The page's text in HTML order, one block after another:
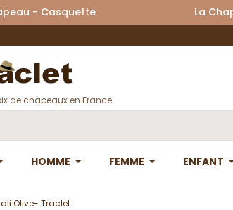
- Casquette La
de chapeaux en France
HOMME FEMME ENFANT
Olive- Traclet